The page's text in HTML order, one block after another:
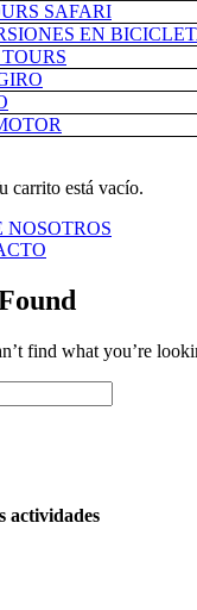
SAFARI
EN
carrito está vacío.
NOSOTROS
find what you’re
actividades